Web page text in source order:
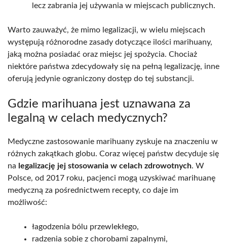
lecz zabrania jej używania w miejscach publicznych.
Warto zauważyć, że mimo legalizacji, w wielu miejscach
występują różnorodne zasady dotyczące ilości marihuany,
jaką można posiadać oraz miejsc jej spożycia. Chociaż
niektóre państwa zdecydowały się na pełną legalizację, inne
oferują jedynie ograniczony dostęp do tej substancji.
Gdzie marihuana jest uznawana za
legalną w celach medycznych?
Medyczne zastosowanie marihuany zyskuje na znaczeniu w
różnych zakątkach globu. Coraz więcej państw decyduje się
na legalizację jej stosowania w celach zdrowotnych. W
Polsce, od 2017 roku, pacjenci mogą uzyskiwać marihuanę
medyczną za pośrednictwem recepty, co daje im
możliwość:
łagodzenia bólu przewlekłego,
radzenia sobie z chorobami zapalnymi,